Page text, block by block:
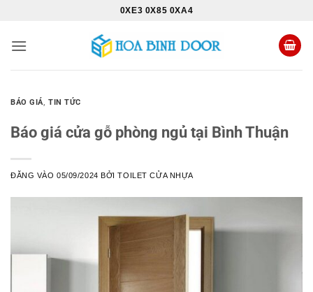
nội
0XE3 0X85 0XA4
BÁO GIÁ,TIN TỨC
Báo giá cửa gỗ phòng ngủ tại Bình Thuận
ĐĂNG VÀO05/09/2024 BỞITOILET CỬA NHỰA